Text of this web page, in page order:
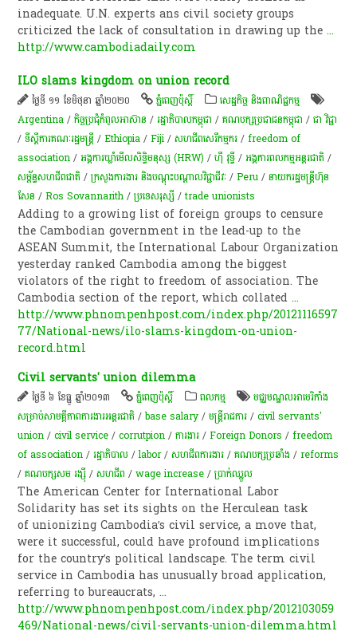
inadequate. U.N. experts ans civil society groups
criticized the lack of consultation in drawing up the...
http://www.cambodiadaily.com
ILO slams kingdom on union record
ថ្ងៃទី ១១ ខែមិថុនា ឆ្នាំ២០២០ ភ្នំពេញប៉ុស្តិ៍
សេដ្ឋកិច្ច និងពាណិជ្ជកម្ម
Argentina /កិច្ចប្រជុំកំពូលអាស៊ាន /រដ្ឋាភិបាលកម្ពុជា /គណបក្ស​ប្រជាជន​កម្ពុជា /ជា វិជ្ជា
/ទីស្តីការគណៈរដ្ឋមន្រ្តី /Ethiopia /Fiji /សហជីពសេរីកម្មករ /freedom of
association /អង្គការឃ្លាំមើលសិទ្ធិមនុស្ស (HRW) /ហ៊ី វុទ្ធី /អង្គការពលកម្មអន្តរជាតិ /
សម្ព័ន្ធ​សហជីព​ជាតិ /ក្រសួងការងារ និងបណ្តុះបណ្តាលវិជ្ជាជីវៈ /Peru /នាយករដ្ឋមន្ត្រីហ៊ុន
សែន /Ros Sovannarith /ប្រទេសរុស្សី /trade unionists
Adding to a growing list of foreign groups to censure
the Cambodian government in the lead-up to the
ASEAN Summit, the International Labour Organization
yesterday ranked Cambodia among the biggest
violators of the right to freedom of association. The
Cambodia section of the report, which collated...
http://www.phnompenhpost.com/index.php/20121116597
77/National-news/ilo-slams-kingdom-on-union-
record.html
Civil servants' union dilemma
ថ្ងៃទី ៦ ខែធ្នូ ឆ្នាំ២០១៣ ភ្នំពេញប៉ុស្តិ៍ ពល​កម្ម
មជ្ឈមណ្ឌល​អាមេរិកាំង
សម្រាប់​សាមគ្គីភាព​ការងារ​អន្តរជាតិ/base salary /មន្ត្រី​រាជការ /civil servants'
union /civil service /corrutpion /ការងារ /Foreign Donors /freedom
of association /រដ្ឋាភិបាល /labor/សហជីពការងារ /គណបក្សប្រឆាំង /reforms
/គណបក្សសម រង្ស៊ី /សហជីព /wage increase /ប្រាក់​ឈ្នួល
The American Center for International Labor
Solidarity has set its sights on the Herculean task
of unionizing Cambodia’s civil service, a move that,
were it successful, could have profound implications
for the country’s political landscape. The term civil
service in Cambodia has unusually broad application,
referring to bureaucrats,...
http://www.phnompenhpost.com/index.php/2012103059
469/National-news/civil-servants-union-dilemma.html